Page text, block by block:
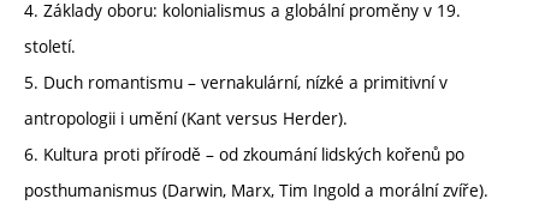
4. Základy oboru: kolonialismus a globální proměny v 19.
století.
5. Duch romantismu – vernakulární, nízké a primitivní v
antropologii i umění (Kant versus Herder).
6. Kultura proti přírodě – od zkoumání lidských kořenů po
posthumanismus (Darwin, Marx, Tim Ingold a morální zvíře).